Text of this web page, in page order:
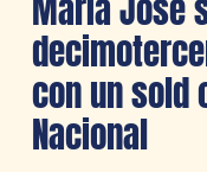
con un sold
Nacional